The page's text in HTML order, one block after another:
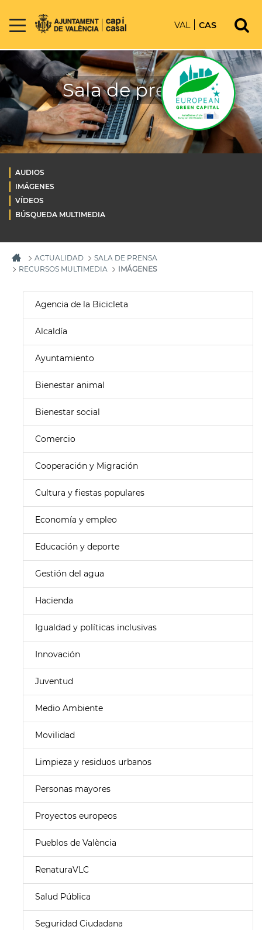
VAL CAS
Sala de prensa
AUDIOS
IMÁGENES
VÍDEOS
BÚSQUEDA MULTIMEDIA
ACTUALIDAD
SALA DE PRENSA
RECURSOS MULTIMEDIA
IMÁGENES
Agencia de la Bicicleta
Alcaldía
Ayuntamiento
Bienestar animal
Bienestar social
Comercio
Cooperación y Migración
Cultura y fiestas populares
Economía y empleo
Educación y deporte
Gestión del agua
Hacienda
Igualdad y políticas inclusivas
Innovación
Juventud
Medio Ambiente
Movilidad
Limpieza y residuos urbanos
Personas mayores
Proyectos europeos
Pueblos de València
RenaturaVLC
Salud Pública
Seguridad Ciudadana